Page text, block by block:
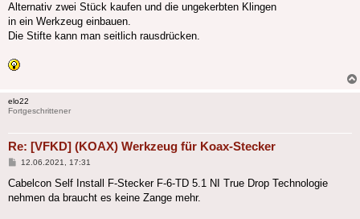
Alternativ zwei Stück kaufen und die ungekerbten Klingen
in ein Werkzeug einbauen.
Die Stifte kann man seitlich rausdrücken.
elo22
Fortgeschrittener
Re: [VFKD] (KOAX) Werkzeug für Koax-Stecker
Beitrag
12.06.2021, 17:31
Cabelcon Self Install F-Stecker F-6-TD 5.1 NI True Drop Technologie
nehmen da braucht es keine Zange mehr.